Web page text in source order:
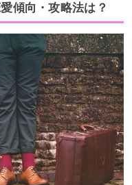
傾向・攻略法は？